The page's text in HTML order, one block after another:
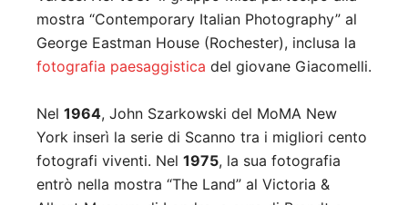
mostra “Contemporary Italian Photography” al
George Eastman House (Rochester), inclusa la
fotografia paesaggistica del giovane Giacomelli.
Nel 1964, John Szarkowski del MoMA New
York inserì la serie di Scanno tra i migliori cento
fotografi viventi. Nel 1975, la sua fotografia
entrò nella mostra “The Land” al Victoria &